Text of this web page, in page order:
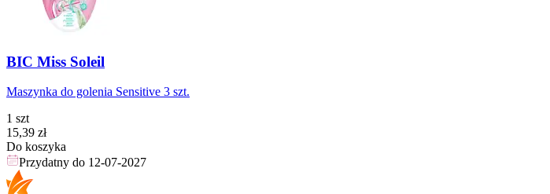
BIC Miss Soleil
Maszynka do golenia Sensitive 3 szt.
1 szt
Cena
15,39 zł
Do koszyka
Przydatny do 12-07-2027